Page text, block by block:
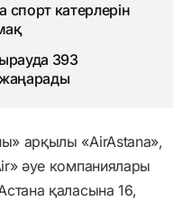
спорт катерлерін
393
арқылы «AirAstana»,
әуе компаниялары
қаласына 16,